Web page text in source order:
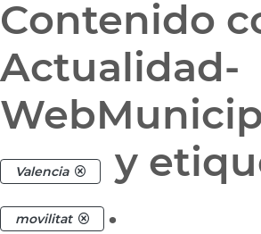
Contenido
Actualidad-
Valencia y
movilitat .